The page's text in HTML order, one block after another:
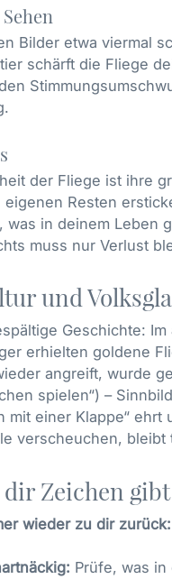
Bilder etwa viermal
schärft die Fliege
der Fliege ist ihre
Resten
was in deinem Leben
muss nur Verlust
und
Geschichte: Im
erhielten goldene
angreift, wurde
spielen“) –
mit einer Klappe“
verscheuchen,
dir Zeichen gibt
wieder zu dir zurück:
Prüfe, was in